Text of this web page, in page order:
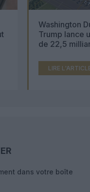
Washington
Trump lance
de 22,5
LIRE
dans votre boîte